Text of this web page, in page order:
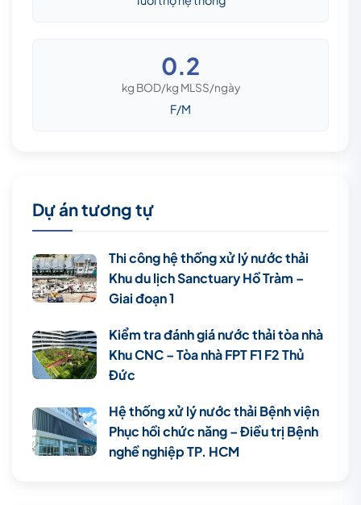
0.2
kg BOD/kg MLSS/ngày
F/M
Dự án tương tự
Thi công hệ thống xử lý nước thải
Khu du lịch Sanctuary Hồ Tràm –
Giai đoạn 1
Kiểm tra đánh giá nước thải tòa nhà
Khu CNC – Tòa nhà FPT F1 F2 Thủ
Đức
Hệ thống xử lý nước thải Bệnh viện
Phục hồi chức năng – Điều trị Bệnh
nghề nghiệp TP. HCM